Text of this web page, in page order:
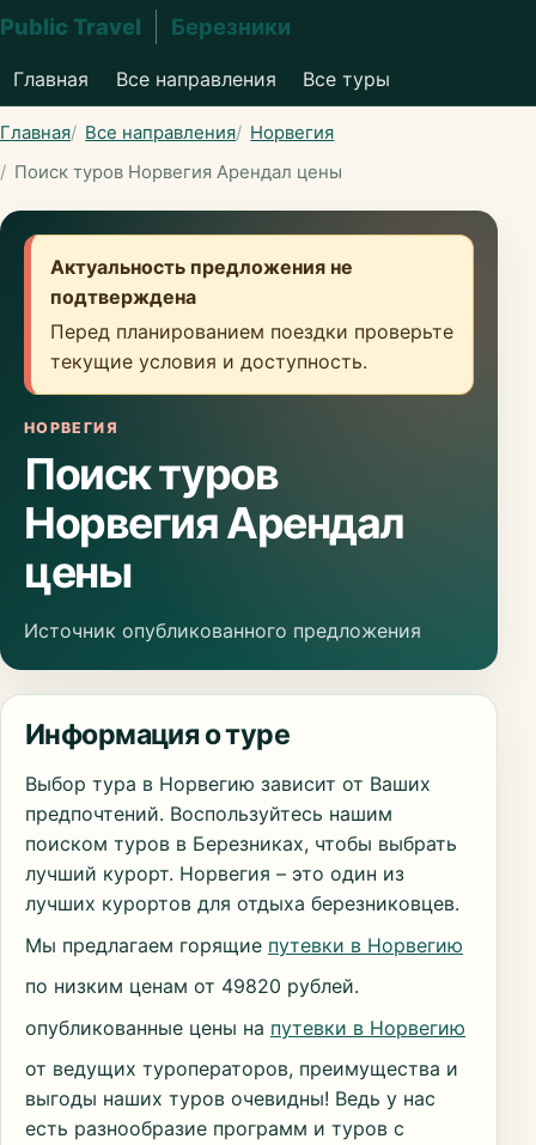
Public Travel Березники
Главная Все направления Все туры
Главная Все направления
Норвегия
Поиск туров Норвегия Арендал цены
Актуальность предложения не
подтверждена
Перед планированием поездки проверьте
текущие условия и доступность.
НОРВЕГИЯ
Поиск туров
Норвегия Арендал
цены
Источник опубликованного предложения
Информация о туре
Выбор тура в Норвегию зависит от Ваших
предпочтений. Воспользуйтесь нашим
поиском туров в Березниках, чтобы выбрать
лучший курорт. Норвегия – это один из
лучших курортов для отдыха березниковцев.
Мы предлагаем горящие путевки в Норвегию
по низким ценам от 49820 рублей.
опубликованные цены на путевки в Норвегию
от ведущих туроператоров, преимущества и
выгоды наших туров очевидны! Ведь у нас
есть разнообразие программ и туров с